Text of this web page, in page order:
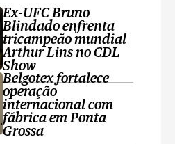
Ex-UFC Bruno
Blindado enfrenta
tricampeão mundial
Arthur Lins no CDL
Show
Belgotex fortalece
operação
internacional com
fábrica em Ponta
Grossa